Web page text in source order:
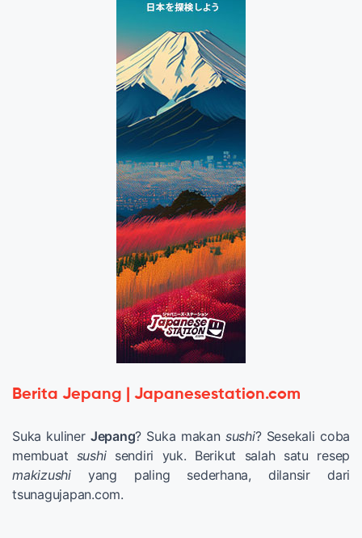
Berita Jepang | Japanesestation.com
Suka kuliner Jepang? Suka makan sushi? Sesekali coba
membuat sushisendiri yuk. Berikut salah satu resep
makizushiyang paling sederhana, dilansir dari
tsunagujapan.com.